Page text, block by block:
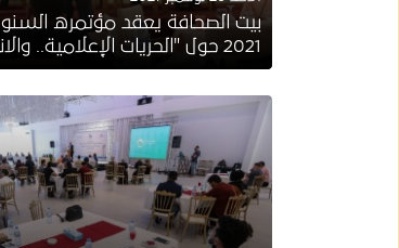
بيت الصحافة يعقد مؤتمره
2021 حول "الحريات الإعلامية.. والانتهاكات"